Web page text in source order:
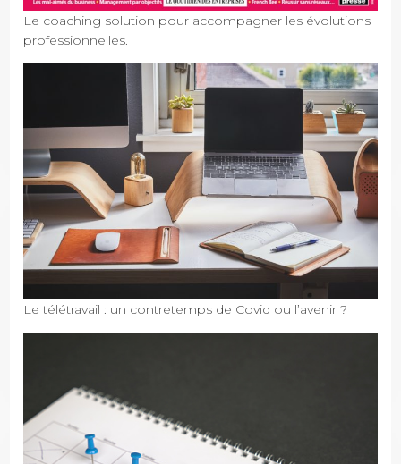
Le coaching solution pour accompagner les évolutions
professionnelles.
Le télétravail : un contretemps de Covid ou l’avenir ?